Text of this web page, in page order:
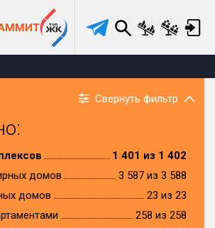
Свернуть фильтр
1 401 из 1 402
домов
3 587 из 3 588
домов
23 из 23
258 из 258